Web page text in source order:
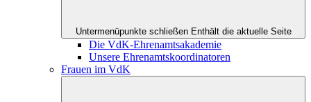
Untermenüpunkte schließen Enthält die aktuelle Seite
Die VdK-Ehrenamtsakademie
Unsere Ehrenamtskoordinatoren
Frauen im VdK